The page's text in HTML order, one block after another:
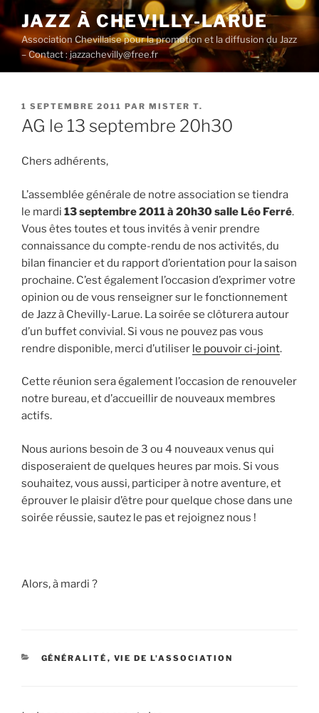
au
contenu
principal
JAZZ À CHEVILLY-LARUE
Association Chevillaise pour la promotion et la diffusion du Jazz
– Contact : jazzachevilly@free.fr
PUBLIÉ
LE
1 SEPTEMBRE 2011 PAR MISTER T.
AG le 13 septembre 20h30
Chers adhérents,
L’assemblée générale de notre association se tiendra
le mardi 13 septembre 2011 à 20h30 salle Léo Ferré.
Vous êtes toutes et tous invités à venir prendre
connaissance du compte-rendu de nos activités, du
bilan financier et du rapport d’orientation pour la saison
prochaine. C’est également l’occasion d’exprimer votre
opinion ou de vous renseigner sur le fonctionnement
de Jazz à Chevilly-Larue. La soirée se clôturera autour
d’un buffet convivial. Si vous ne pouvez pas vous
rendre disponible, merci d’utiliser le pouvoir ci-joint.
Cette réunion sera également l’occasion de renouveler
notre bureau, et d’accueillir de nouveaux membres
actifs.
Nous aurions besoin de 3 ou 4 nouveaux venus qui
disposeraient de quelques heures par mois. Si vous
souhaitez, vous aussi, participer à notre aventure, et
éprouver le plaisir d’être pour quelque chose dans une
soirée réussie, sautez le pas et rejoignez nous !
Alors, à mardi ?
CATÉGORIES
GÉNÉRALITÉ , VIE DE L'ASSOCIATION